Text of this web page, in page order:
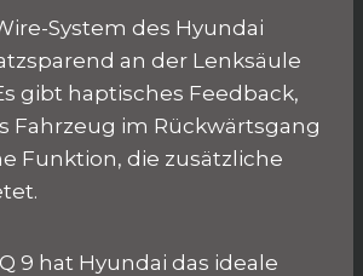
System des Hyundai
an der Lenksäule
gibt haptisches Feedback,
Fahrzeug im Rückwärtsgang
Funktion, die zusätzliche
9 hat Hyundai das ideale